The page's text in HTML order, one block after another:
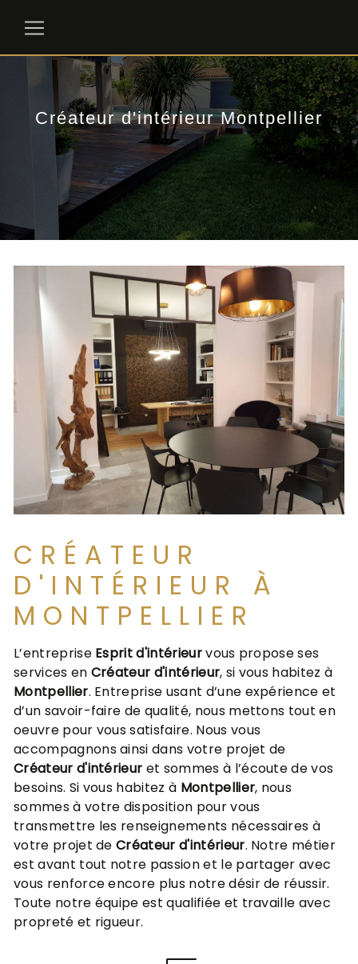
Créateur d'intérieur Montpellier
CRÉATEUR
D'INTÉRIEUR À
MONTPELLIER
L’entreprise Esprit d'intérieurvous propose ses
services en Créateur d'intérieur, si vous habitez à
Montpellier. Entreprise usant d’une expérience et
d’un savoir-faire de qualité, nous mettons tout en
oeuvre pour vous satisfaire. Nous vous
accompagnons ainsi dans votre projet de
Créateur d'intérieur et sommes à l’écoute de vos
besoins. Si vous habitez à Montpellier, nous
sommes à votre disposition pour vous
transmettre les renseignements nécessaires à
votre projet deCréateur d'intérieur. Notre métier
est avant tout notre passion et le partager avec
vous renforce encore plus notre désir de réussir.
Toute notre équipe est qualifiée et travaille avec
propreté et rigueur.